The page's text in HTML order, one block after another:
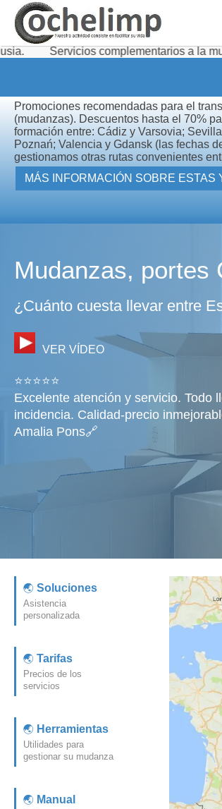
complementarios a la mudanza.
Promociones recomendadas para el
(mudanzas). Descuentos hasta el 70%
formación entre: Cádiz y Varsovia;
Poznań; Valencia y Gdansk (las fechas
gestionamos otras rutas convenientes
Mudanzas, portes
¿Cuánto cuesta llevar entre
VER VÍDEO
⭐⭐⭐⭐⭐
Excelente atención y servicio. Todo
incidencia. Calidad-precio
Amalia Pons🔗
Soluciones
Asistencia
personalizada
Tarifas
Precios de los
servicios
Herramientas
Utilidades para
gestionar su mudanza
Manual